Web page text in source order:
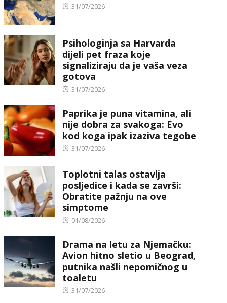
Posted
31/07/2026
Psihologinja sa Harvarda
dijeli pet fraza koje
signaliziraju da je vaša veza
gotova
Posted
31/07/2026
Paprika je puna vitamina, ali
nije dobra za svakoga: Evo
kod koga ipak izaziva tegobe
Posted
31/07/2026
Toplotni talas ostavlja
posljedice i kada se završi:
Obratite pažnju na ove
simptome
Posted
01/08/2026
Drama na letu za Njemačku:
Avion hitno sletio u Beograd,
putnika našli nepomičnog u
toaletu
Posted
31/07/2026